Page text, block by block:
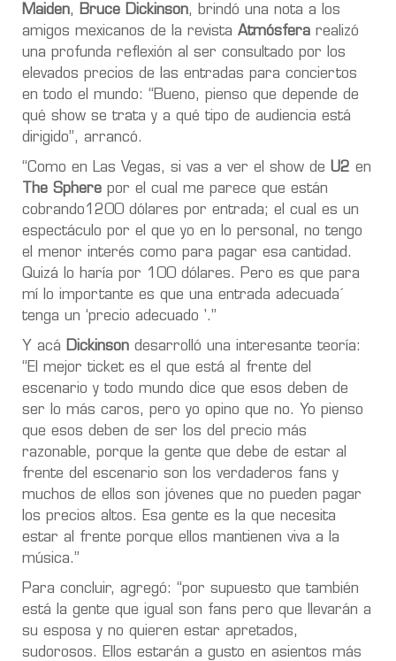
Maiden, Bruce Dickinson, brindó una nota a los
amigos mexicanos de la revista Atmósfera realizó
una profunda reflexión al ser consultado por los
elevados precios de las entradas para conciertos
en todo el mundo: “Bueno, pienso que depende de
qué show se trata y a qué tipo de audiencia está
dirigido”, arrancó.
“Como en Las Vegas, si vas a ver el show de U2 en
The Sphere por el cual me parece que están
cobrando1200 dólares por entrada; el cual es un
espectáculo por el que yo en lo personal, no tengo
el menor interés como para pagar esa cantidad.
Quizá lo haría por 100 dólares. Pero es que para
mí lo importante es que una entrada adecuada´
tenga un ‘precio adecuado '.”
Y acá Dickinson desarrolló una interesante teoría:
“El mejor ticket es el que está al frente del
escenario y todo mundo dice que esos deben de
ser lo más caros, pero yo opino que no. Yo pienso
que esos deben de ser los del precio más
razonable, porque la gente que debe de estar al
frente del escenario son los verdaderos fans y
muchos de ellos son jóvenes que no pueden pagar
los precios altos. Esa gente es la que necesita
estar al frente porque ellos mantienen viva a la
música.”
Para concluir, agregó: “por supuesto que también
está la gente que igual son fans pero que llevarán a
su esposa y no quieren estar apretados,
sudorosos. Ellos estarán a gusto en asientos más